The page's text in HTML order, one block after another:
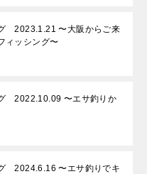
2023.1.21 〜大阪からご来
ィッシング〜
2022.10.09 〜エサ釣りか
2024.6.16 〜エサ釣りでキ